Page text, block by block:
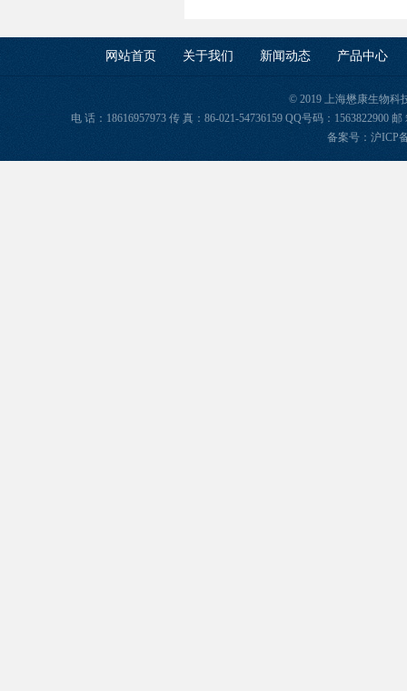
网站首页 关于我们 新闻动态 产品中心
© 2019 上海懋康生物科
电 话：18616957973 传 真：86-021-54736159 QQ号码：1563822900
备案号： 沪ICP